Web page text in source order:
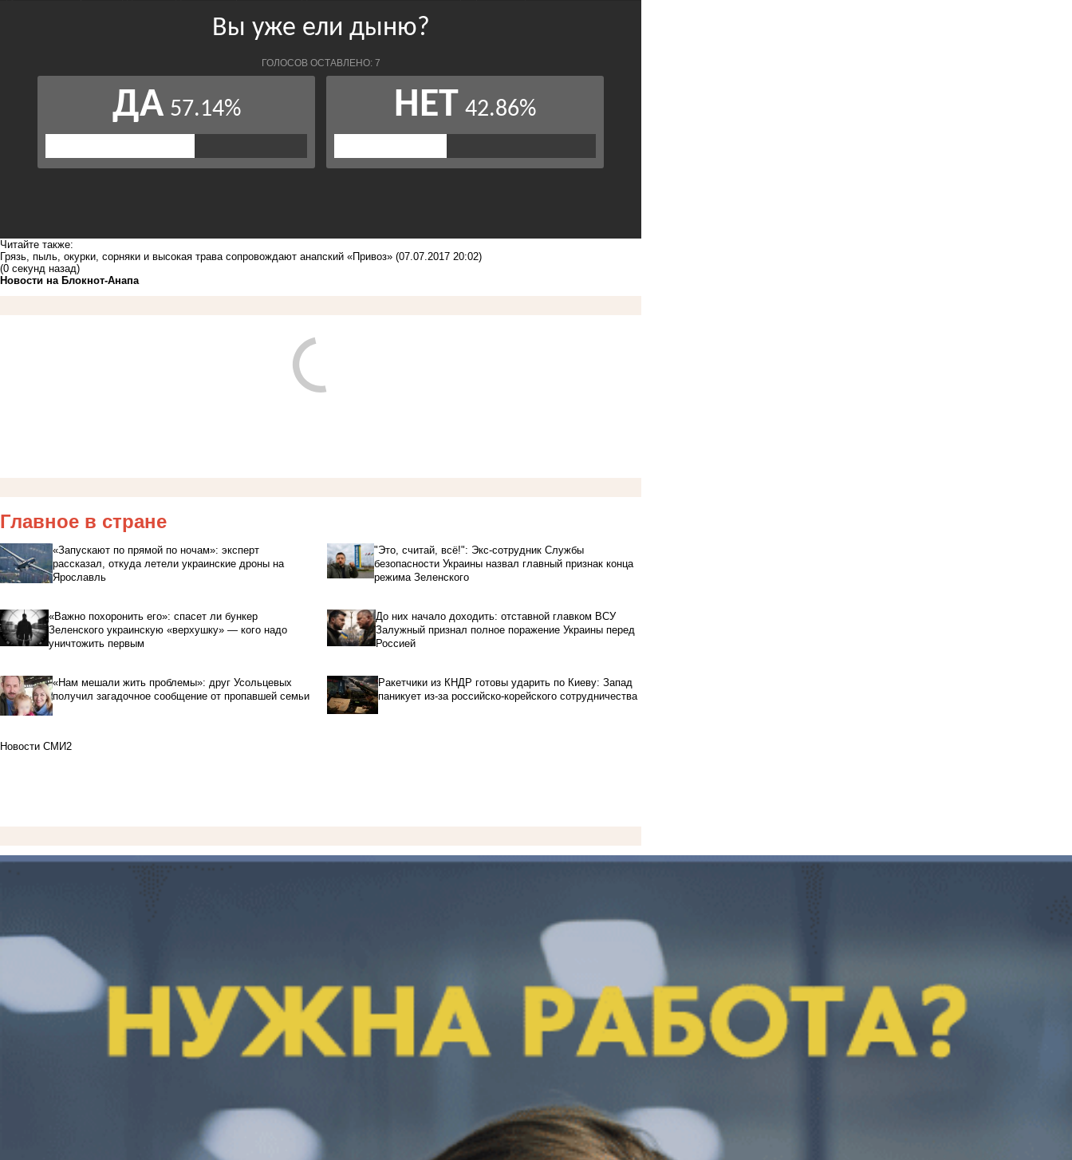
Читайте также:
Грязь, пыль, окурки, сорняки и высокая трава сопровождают анапский «Привоз» (07.07.2017 20:02)
(0 секунд назад)
Новости на Блoкнoт-Анапа
Главное в стране
«Запускают по прямой по ночам»: эксперт
рассказал, откуда летели украинские дроны на
Ярославль
"Это, считай, всё!": Экс-сотрудник Службы
безопасности Украины назвал главный признак конца
режима Зеленского
«Важно похоронить его»: спасет ли бункер
Зеленского украинскую «верхушку» — кого надо
уничтожить первым
До них начало доходить: отставной главком ВСУ
Залужный признал полное поражение Украины перед
Россией
«Нам мешали жить проблемы»: друг Усольцевых
получил загадочное сообщение от пропавшей семьи
Ракетчики из КНДР готовы ударить по Киеву: Запад
паникует из-за российско-корейского сотрудничества
Новости СМИ2